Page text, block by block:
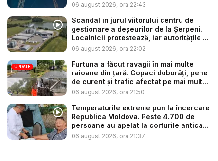
06 august 2026, ora 22:43
Scandal în jurul viitorului centru de
gestionare a deșeurilor de la Șerpeni.
Localnicii protestează, iar autoritățile ...
06 august 2026, ora 22:02
UPDATE
Furtuna a făcut ravagii în mai multe
raioane din țară. Copaci doborâți, pene
de curent și trafic afectat pe mai mult...
06 august 2026, ora 21:50
Temperaturile extreme pun la încercare
Republica Moldova. Peste 4.700 de
persoane au apelat la corturile antica...
06 august 2026, ora 21:37